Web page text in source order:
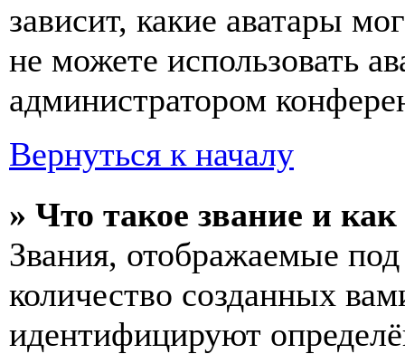
зависит, какие аватары
не можете использовать
администратором
Вернуться к началу
» Что такое звание и
Звания, отображаемые
количество созданных
идентифицируют